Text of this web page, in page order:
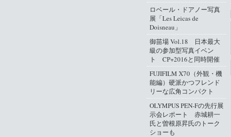
ロベール・ドアノー写真
展「Les Leicas de
Doisneau」
御苗場 Vol.18 日本最大
級の参加型写真イベン
ト CP+2016と同時開催
FUJIFILM X70（外観・機
能編）硬派かつフレンド
リーな広角コンパクト
OLYMPUS PEN-Fの先行展
示会レポート 赤城耕一
氏と曽根原昇氏のトーク
ショーも